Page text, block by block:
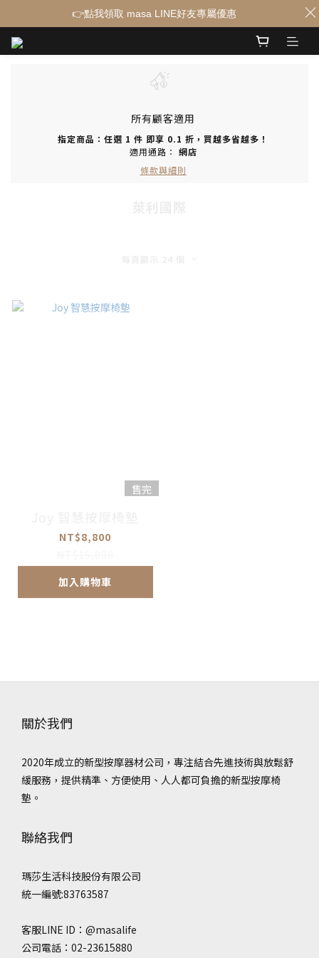
所有顧客適用
指定商品：任選 1 件 即享 0.1 折，買越多省越多！
適用通路： 網店
條款與細則
售完
NT$8,800
加入購物車
關於我們
2020年成立的新型按摩器材公司，專注結合先進技術與放鬆舒
緩服務，提供精準、方便使用、人人都可負擔的新型按摩椅
墊。
聯絡我們
瑪莎生活科技股份有限公司
統一編號:83763587
客服LINE ID：@masalife
公司電話：02-23615880
👉點我領取 masa LINE好友專屬優惠